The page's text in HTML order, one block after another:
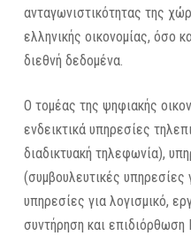
ανταγωνιστικότητας της
ελληνικής οικονομίας, όσο
διεθνή δεδομένα.
Ο τομέας της ψηφιακής
ενδεικτικά υπηρεσίες
διαδικτυακή τηλεφωνία),
(συμβουλευτικές υπηρεσίες
υπηρεσίες για λογισμικό,
συντήρηση και